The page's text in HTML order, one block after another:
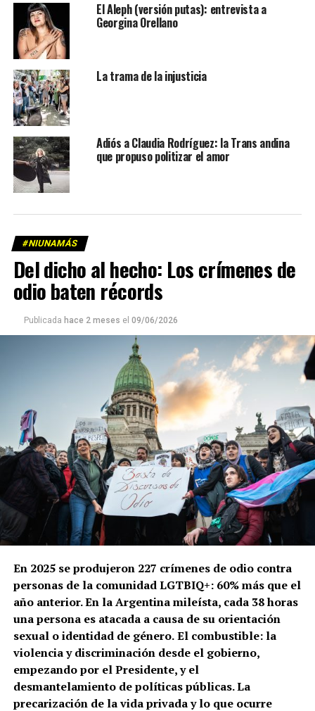
El Aleph (versión putas): entrevista a
Georgina Orellano
La trama de la injusticia
Adiós a Claudia Rodríguez: la Trans andina
que propuso politizar el amor
#NIUNAMÁS
Del dicho al hecho: Los crímenes de
odio baten récords
Publicada hace 2 meses el 09/06/2026
En 2025 se produjeron 227 crímenes de odio contra
personas de la comunidad LGTBIQ+: 60% más que el
año anterior. En la Argentina mileísta, cada 38 horas
una persona es atacada a causa de su orientación
sexual o identidad de género.El combustible: la
violencia y discriminación desde el gobierno,
empezando por el Presidente, y el
desmantelamiento de políticas públicas. La
precarización de la vida privada y lo que ocurre